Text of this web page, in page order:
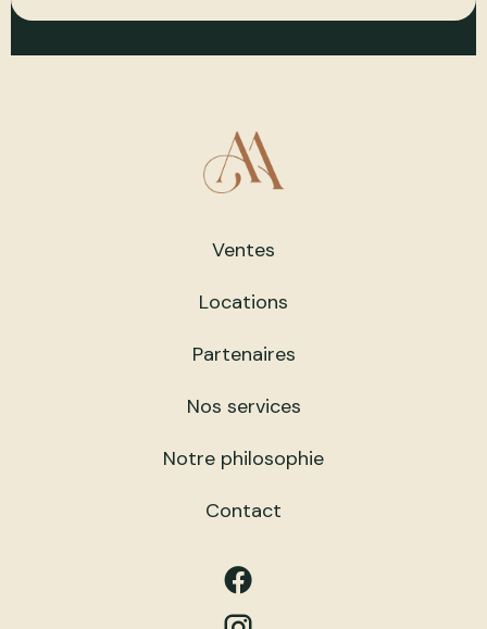
Ventes
Locations
Partenaires
Nos services
Notre philosophie
Contact